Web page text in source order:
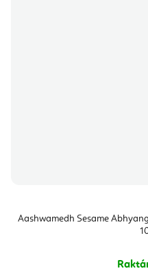
Aashwamedh Sesame